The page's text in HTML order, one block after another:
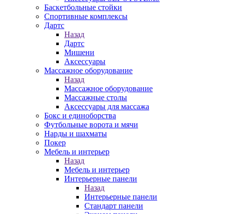
Баскетбольные стойки
Спортивные комплексы
Дартс
Назад
Дартс
Мишени
Аксессуары
Массажное оборудование
Назад
Массажное оборудование
Массажные столы
Аксессуары для массажа
Бокс и единоборства
Футбольные ворота и мячи
Нарды и шахматы
Покер
Мебель и интерьер
Назад
Мебель и интерьер
Интерьерные панели
Назад
Интерьерные панели
Стандарт панели